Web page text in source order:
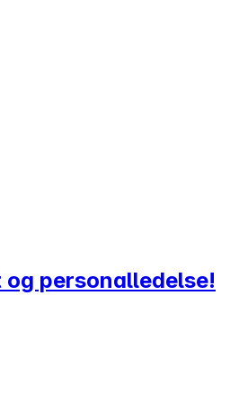
personalledelse!